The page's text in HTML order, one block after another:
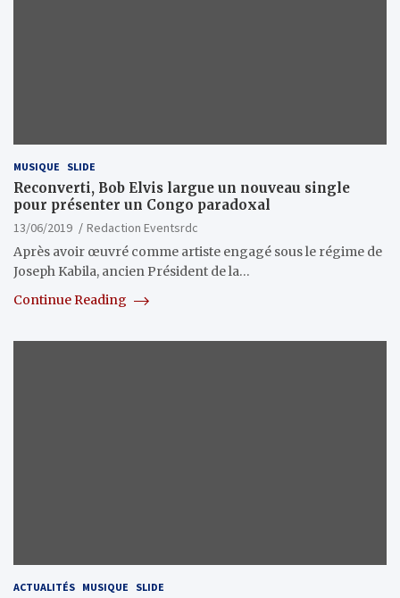
MUSIQUE SLIDE
Reconverti, Bob Elvis largue un nouveau single
pour présenter un Congo paradoxal
13/06/2019
Redaction Eventsrdc
Après avoir œuvré comme artiste engagé sous le régime de
Joseph Kabila, ancien Président de la…
Continue Reading
ACTUALITÉS MUSIQUE SLIDE